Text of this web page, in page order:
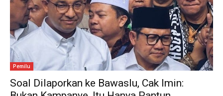
Pemilu
Soal Dilaporkan ke Bawaslu, Cak Imin: